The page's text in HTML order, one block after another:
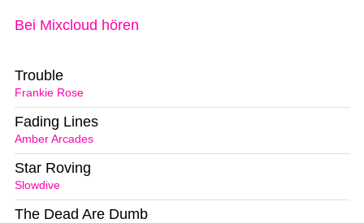
Bei Mixcloud hören
Frankie Rose
Trouble
Amber Arcades
Fading Lines
Slowdive
Star Roving
The Dead Are Dumb